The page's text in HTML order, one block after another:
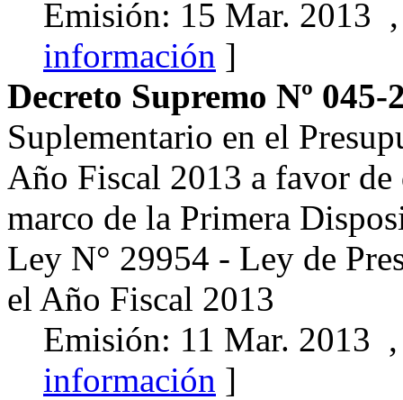
Emisión: 15 Mar. 2013
información ]
Decreto Supremo Nº 045-
Suplementario en el
Año Fiscal 2013 a favor de
marco de la Primera
Ley N° 29954 - Ley de
el Año Fiscal 2013
Emisión: 11 Mar. 2013
información ]